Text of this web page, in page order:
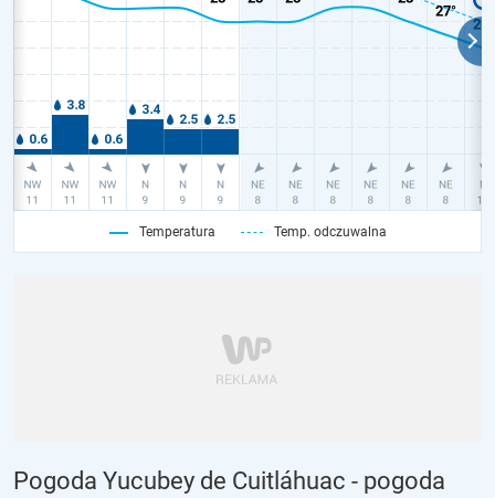
Temperatura Temp. odczuwalna
Pogoda Yucubey de Cuitláhuac - pogoda